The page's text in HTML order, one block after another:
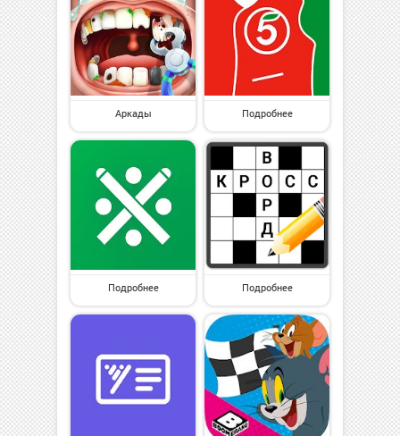
Аркады Подробнее
Подробнее Подробнее